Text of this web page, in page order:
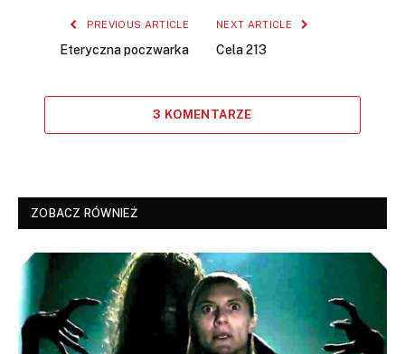
PREVIOUS ARTICLE
Eteryczna poczwarka
NEXT ARTICLE
Cela 213
3 KOMENTARZE
ZOBACZ RÓWNIEŻ